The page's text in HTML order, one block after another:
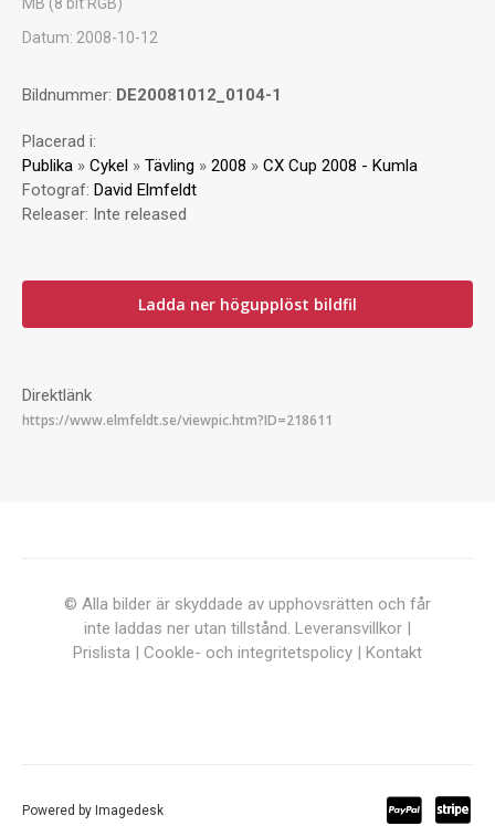
Datum: 2008-10-12
Bildnummer: DE20081012_0104-1
Placerad i:
Publika » Cykel » Tävling » 2008 » CX Cup 2008 - Kumla
Fotograf: David Elmfeldt
Releaser: Inte released
Ladda ner högupplöst bildfil
Direktlänk
© Alla bilder är skyddade av upphovsrätten och får
inte laddas ner utan tillstånd. Leveransvillkor |
Prislista | Cookle- och integritetspolicy | Kontakt
Powered by Imagedesk